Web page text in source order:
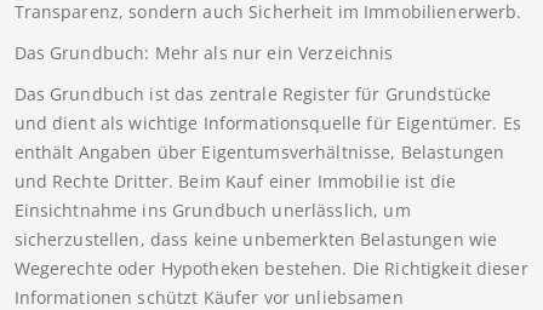
Transparenz, sondern auch Sicherheit im Immobilienerwerb.
Das Grundbuch: Mehr als nur ein Verzeichnis
Das Grundbuch ist das zentrale Register für Grundstücke
und dient als wichtige Informationsquelle für Eigentümer. Es
enthält Angaben über Eigentumsverhältnisse, Belastungen
und Rechte Dritter. Beim Kauf einer Immobilie ist die
Einsichtnahme ins Grundbuch unerlässlich, um
sicherzustellen, dass keine unbemerkten Belastungen wie
Wegerechte oder Hypotheken bestehen. Die Richtigkeit dieser
Informationen schützt Käufer vor unliebsamen